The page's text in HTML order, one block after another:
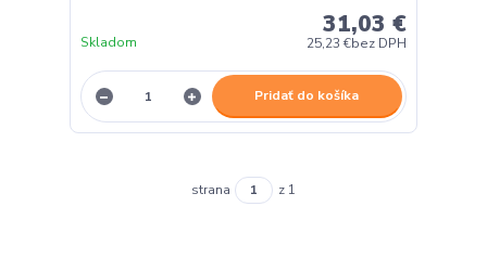
31,03 €
25,23 €bez DPH
Skladom
Pridať do košíka
strana z 1